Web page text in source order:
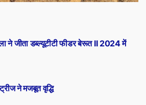
ने मजबूत वृद्धि
ने जीता डब्ल्यूटीटी फीडर बेरूत II 2024 में